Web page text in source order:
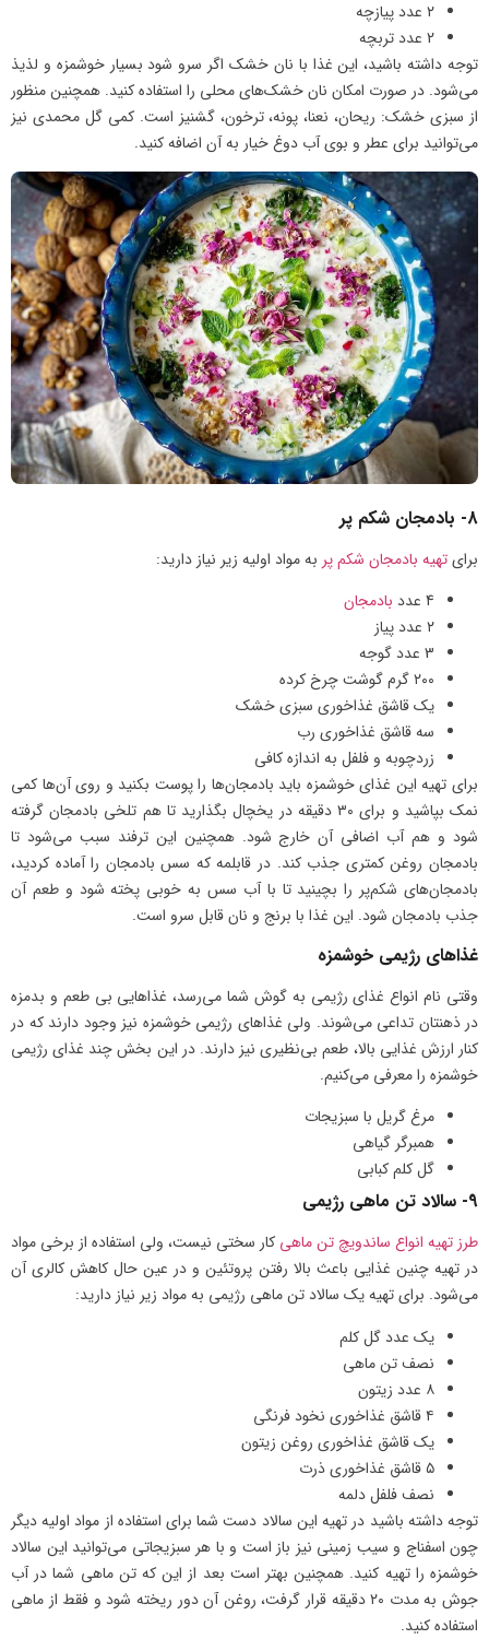
۲ عدد پیازچه
2 عدد تربچه
توجه داشته باشید، این غذا با نان خشک اگر سرو شود بسیار خوشمزه و لذیذ
می‌شود. در صورت امکان نان خشک‌های محلی را استفاده کنید. همچنین منظور
از سبزی خشک: ریحان، نعنا، پونه، ترخون، گشنیز است. کمی گل محمدی نیز
می‌توانید برای عطر و بوی آب دوغ خیار به آن اضافه کنید.
8- بادمجان شکم پر
برایتهیه بادمجان شکم پر به مواد اولیه زیر نیاز دارید:
4 عدد
بادمجان
۲ عدد پیاز
3 عدد گوجه
۲۰۰ گرم گوشت چرخ کرده
یک قاشق غذاخوری سبزی خشک
سه قاشق غذاخوری رب
زردچوبه و فلفل به اندازه کافی
برای تهیه این غذای خوشمزه باید بادمجان‌ها را پوست بکنید و روی آن‌ها کمی
نمک بپاشید و برای ۳۰ دقیقه در یخچال بگذارید تا هم تلخی بادمجان گرفته
شود و هم آب اضافی آن خارج شود. همچنین این ترفند سبب می‌شود تا
بادمجان روغن کمتری جذب کند. در قابلمه که سس بادمجان را آماده کردید،
بادمجان‌های شکم‌پر را بچینید تا با آب سس به خوبی پخته شود و طعم آن
جذب بادمجان شود. این غذا با برنج و نان قابل سرو است.
غذاهای رژیمی خوشمزه
وقتی نام انواع غذای رژیمی به گوش شما می‌رسد، غذاهایی بی طعم و بدمزه
در ذهنتان تداعی می‌شوند. ولی غذاهای رژیمی خوشمزه نیز وجود دارند که در
کنار ارزش غذایی بالا، طعم بی‌نظیری نیز دارند. در این بخش چند غذای رژیمی
خوشمزه را معرفی می‌کنیم.
مرغ گریل با سبزیجات
همبرگر گیاهی
گل کلم کبابی
9- سالاد تن ماهی رژیمی
طرز تهیه انواع ساندویچ تن ماهی کار سختی نیست، ولی استفاده از برخی مواد
در تهیه چنین غذایی باعث بالا رفتن پروتئین و در عین حال کاهش کالری آن
می‌شود. برای تهیه یک سالاد تن ماهی رژیمی به مواد زیر نیاز دارید:
یک عدد گل کلم
نصف تن ماهی
۸ عدد زیتون
۴ قاشق غذاخوری نخود فرنگی
یک قاشق غذاخوری روغن زیتون
۵ قاشق غذاخوری ذرت
نصف فلفل دلمه
توجه داشته باشید در تهیه این سالاد دست شما برای استفاده از مواد اولیه دیگر
چون اسفناج و سیب زمینی نیز باز است و با هر سبزیجاتی می‌توانید این سالاد
خوشمزه را تهیه کنید. همچنین بهتر است بعد از این که تن ماهی شما در آب
جوش به مدت ۲۰ دقیقه قرار گرفت، روغن آن دور ریخته شود و فقط از ماهی
استفاده کنید.